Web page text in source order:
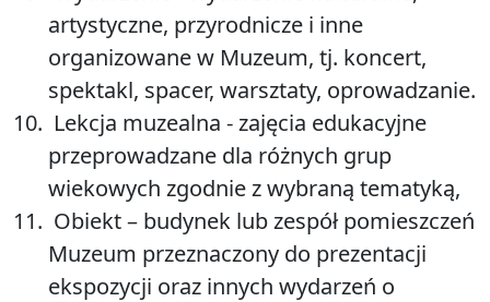
artystyczne, przyrodnicze i inne
organizowane w Muzeum, tj. koncert,
spektakl, spacer, warsztaty, oprowadzanie.
Lekcja muzealna -zajęcia edukacyjne
przeprowadzane dla różnych grup
wiekowych zgodnie z wybraną tematyką,
Obiekt – budynek lub zespół pomieszczeń
Muzeum przeznaczony do prezentacji
ekspozycji oraz innych wydarzeń o